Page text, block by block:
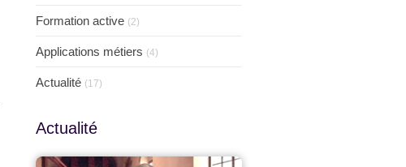
Formation active (2)
Applications métiers (4)
Actualité (17)
Actualité